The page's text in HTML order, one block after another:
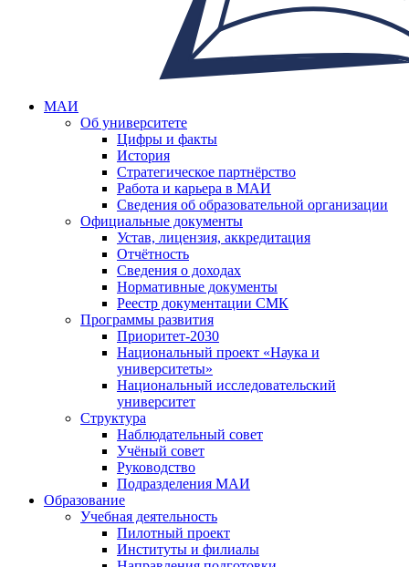
МАИ
Об университете
Цифры и факты
История
Стратегическое партнёрство
Работа и карьера в МАИ
Сведения об образовательной организации
Официальные документы
Устав, лицензия, аккредитация
Отчётность
Сведения о доходах
Нормативные документы
Реестр документации СМК
Программы развития
Приоритет-2030
Национальный проект «Наука и
университеты»
Национальный исследовательский
университет
Структура
Наблюдательный совет
Учёный совет
Руководство
Подразделения МАИ
Образование
Учебная деятельность
Пилотный проект
Институты и филиалы